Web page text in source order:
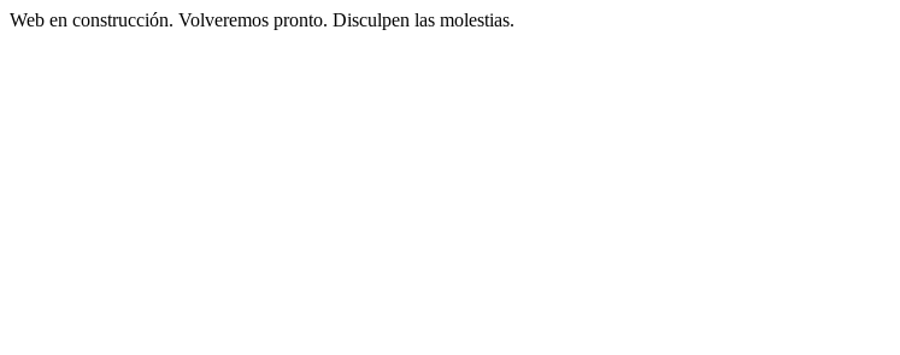
Web en construcción. Volveremos pronto. Disculpen las molestias.